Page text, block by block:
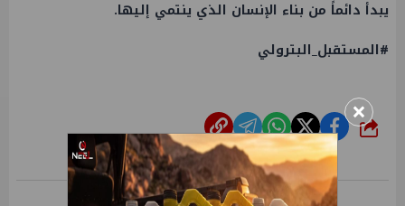
يبدأ دائماً من بناء الإنسان الذي ينتمي إليها.
#المستقبل_البترولي
شارك
×